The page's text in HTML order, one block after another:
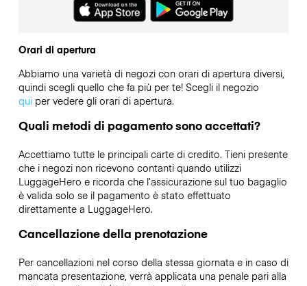
Orari di apertura
Abbiamo una varietà di negozi con orari di apertura diversi,
quindi scegli quello che fa più per te! Scegli il negozio
quiper vedere gli orari di apertura.
Quali metodi di pagamento sono accettati?
Accettiamo tutte le principali carte di credito. Tieni presente
che i negozi non ricevono contanti quando utilizzi
LuggageHero e ricorda che l’assicurazione sul tuo bagaglio
è valida solo se il pagamento è stato effettuato
direttamente a LuggageHero.
Cancellazione della prenotazione
Per cancellazioni nel corso della stessa giornata e in caso di
mancata presentazione, verrà applicata una penale pari alla